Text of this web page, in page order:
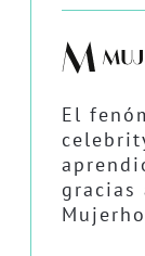
El